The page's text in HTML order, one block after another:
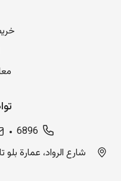
6896